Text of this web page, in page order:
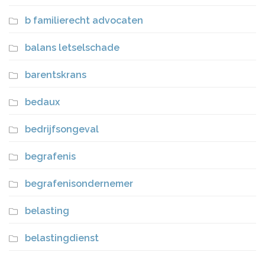
b familierecht advocaten
balans letselschade
barentskrans
bedaux
bedrijfsongeval
begrafenis
begrafenisondernemer
belasting
belastingdienst